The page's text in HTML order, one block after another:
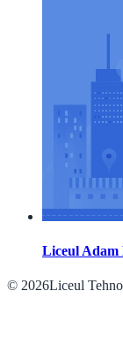
Liceul
© 2026Liceul